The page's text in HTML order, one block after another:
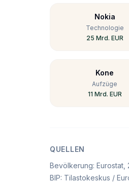
Nokia
Technologie
25 Mrd. EUR
Kone
Aufzüge
11 Mrd. EUR
QUELLEN
Bevölkerung: Eurostat
BIP: Tilastokeskus /